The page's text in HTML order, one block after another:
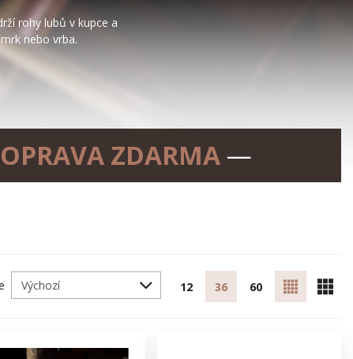
rohy lubů v kupce a
nebo vrba.
ZDARMA—
12 36 60